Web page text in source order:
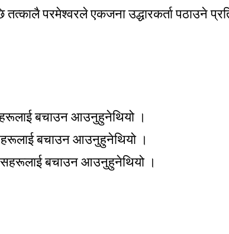
परमेश्वरले एकजना उद्धारकर्ता पठाउने
बचाउन आउनुहुनेथियो ।
बचाउन आउनुहुनेथियो ।
बचाउन आउनुहुनेथियो ।